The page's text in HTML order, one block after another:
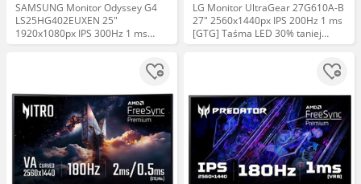
SAMSUNG Monitor Odyssey G4
LS25HG402EUXEN 25"
1920x1080px IPS 300Hz 1 ms
[GTG] Taśma LED 30% taniej
LG Monitor UltraGear 27G610A-B
27" 2560x1440px IPS 200Hz 1 ms
[GTG] Taśma LED 30% taniej
Uchwyt 75zł taniej